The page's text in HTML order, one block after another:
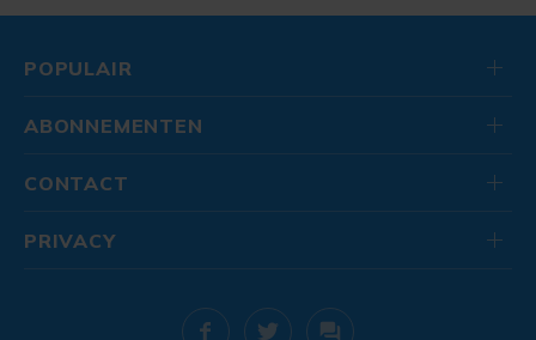
POPULAIR
ABONNEMENTEN
CONTACT
PRIVACY